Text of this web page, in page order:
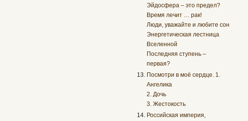
Эйдосфера – это предел?
Время лечит … рак!
Люди, уважайте и любите сон
Энергетическая лестница
Вселенной
Последняя ступень –
первая?
Посмотри в моё сердце. 1.
Ангелика
2. Дочь
3. Жестокость
Российская империя,